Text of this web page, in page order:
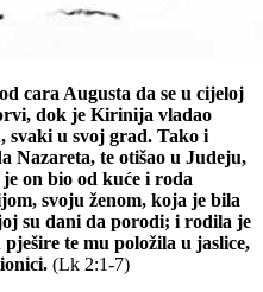
cara Augusta da se u cijeloj
dok je Kirinija vladao
svaki u svoj grad. Tako i
Nazareta, te otišao u Judeju,
on bio od kuće i roda
svoju ženom, koja je bila
su dani da porodi; i rodila je
te mu položila u jaslice,
(Lk 2:1-7)